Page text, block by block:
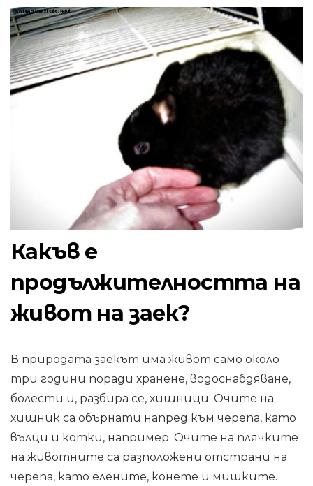
Какъв е
продължителността на
живот на заек?
В природата заекът има живот само около
три години поради хранене, водоснабдяване,
болести и, разбира се, хищници. Очите на
хищник са обърнати напред към черепа, като
вълци и котки, например. Очите на плячките
на животните са разположени отстрани на
черепа, като елените, конете и мишките.